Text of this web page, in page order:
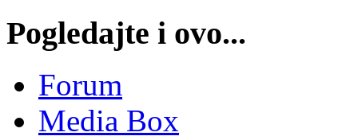
Pogledajte i ovo...
Forum
Media Box